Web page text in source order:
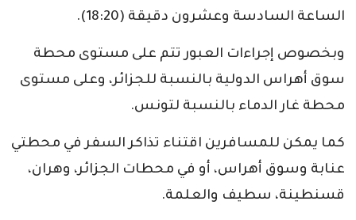
الساعة السادسة وعشرون دقيقة (18:20).
وبخصوص إجراءات العبور تتم على مستوى محطة
سوق أهراس الدولية بالنسبة للجزائر، وعلى مستوى
محطة غار الدماء بالنسبة لتونس.
كما يمكن للمسافرين اقتناء تذاكر السفر في محطتي
عنابة وسوق أهراس، أو في محطات الجزائر، وهران،
قسنطينة، سطيف والعلمة.